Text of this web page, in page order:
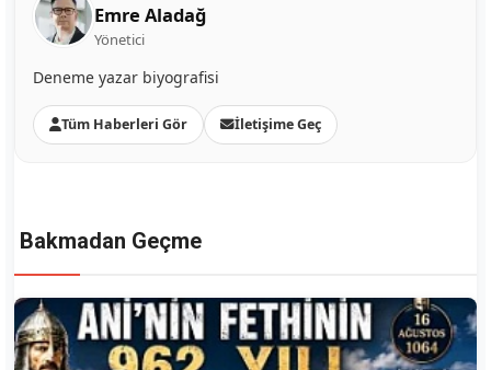
Emre Aladağ
Yönetici
Deneme yazar biyografisi
Tüm Haberleri Gör İletişime Geç
Bakmadan Geçme